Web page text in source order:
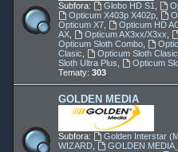
Subfora: Globo HD S1
Opticum X403p X402p,
Opticum X7
Opticum HD
AX
Opticum AX3xx/X3xx
Opticum Sloth Combo
Clasic
Opticum Sloth
Sloth Ultra Plus
Opticum
Tematy: 303
GOLDEN MEDIA
Subfora: Golden Interstar
WIZARD
GOLDEN